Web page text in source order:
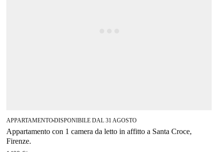
APPARTAMENTO■DISPONIBILE DAL 31 AGOSTO
Appartamento con 1 camera da letto in affitto a Santa Croce,
Firenze.